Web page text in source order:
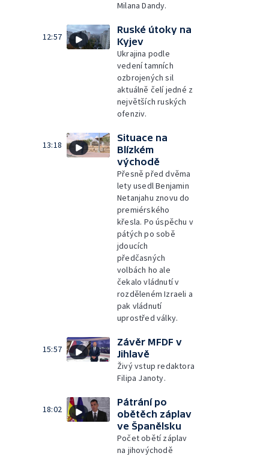
Milana Dandy.
12:57
Ruské útoky na
Kyjev
Ukrajina podle
vedení tamních
ozbrojených sil
aktuálně čelí jedné z
největších ruských
ofenziv.
13:18
Situace na
Blízkém
východě
Přesně před dvěma
lety usedl Benjamin
Netanjahu znovu do
premiérského
křesla. Po úspěchu v
pátých po sobě
jdoucích
předčasných
volbách ho ale
čekalo vládnutí v
rozděleném Izraeli a
pak vládnutí
uprostřed války.
15:57
Závěr MFDF v
Jihlavě
Živý vstup redaktora
Filipa Janoty.
18:02
Pátrání po
obětěch záplav
ve Španělsku
Počet obětí záplav
na jihovýchodě